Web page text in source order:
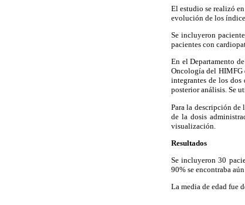
El estudio se realizó
evolución de los
Se incluyeron
pacientes con
En el Departamento
Oncología del HIMFG
integrantes de los
posterior análisis. Se
Para la descripción
de la dosis
visualización.
Resultados
Se incluyeron 30
90% se encontraba
La media de edad fue